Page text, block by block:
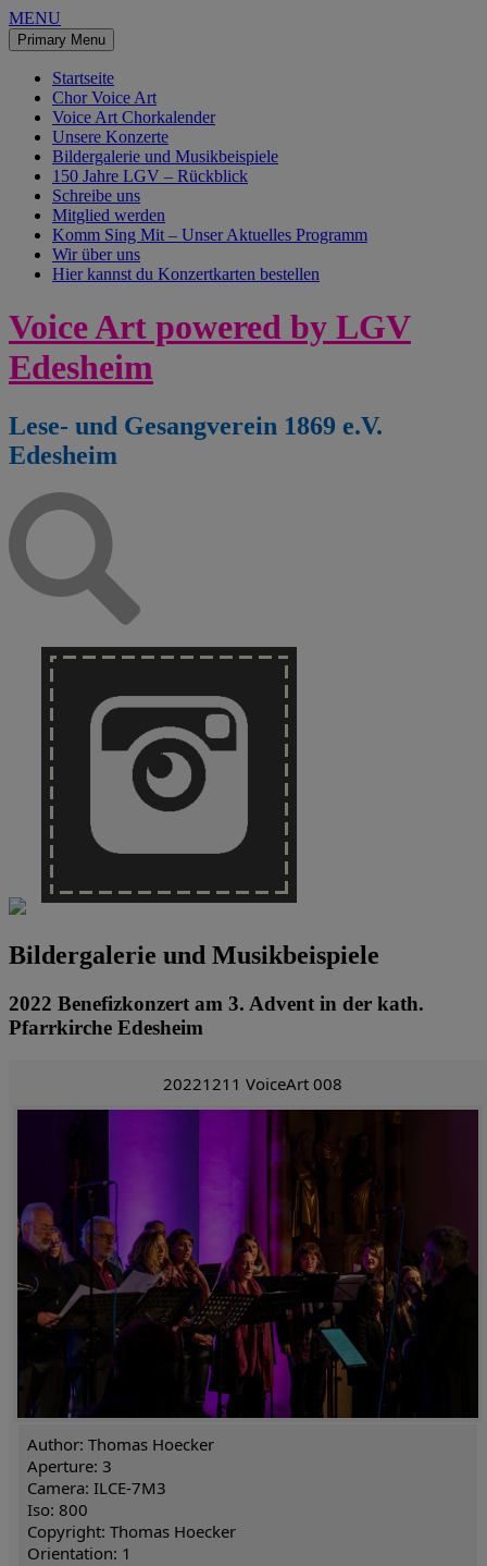
MENU
Primary Menu
Startseite
Chor Voice Art
Voice Art Chorkalender
Unsere Konzerte
Bildergalerie und Musikbeispiele
150 Jahre LGV – Rückblick
Schreibe uns
Mitglied werden
Komm Sing Mit – Unser Aktuelles Programm
Wir über uns
Hier kannst du Konzertkarten bestellen
Skip
to
content
Voice Art powered by LGV
Edesheim
Lese- und Gesangverein 1869 e.V.
Edesheim
Bildergalerie und Musikbeispiele
2022 Benefizkonzert am 3. Advent in der kath.
Pfarrkirche Edesheim
20221211 VoiceArt 008
Author: Thomas Hoecker
Aperture: 3
Camera: ILCE-7M3
Iso: 800
Copyright: Thomas Hoecker
Orientation: 1